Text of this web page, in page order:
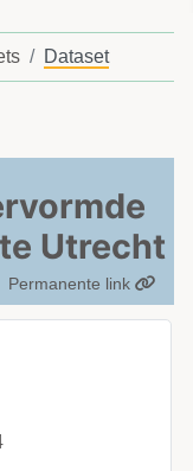
Dataset
Utrecht
Permanente link